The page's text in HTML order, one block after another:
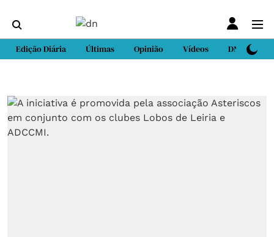
Edição Diária Últimas Opinião Vídeos DN Sport